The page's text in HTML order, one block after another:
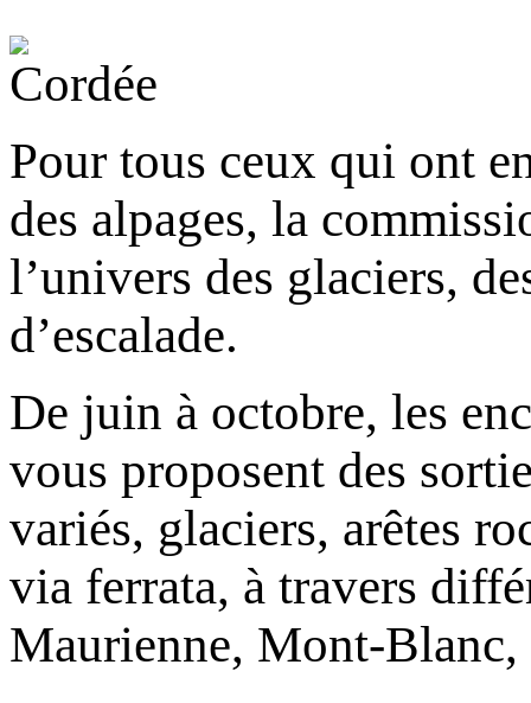
Pour tous ceux qui ont
des alpages, la
l’univers des glaciers,
d’escalade.
De juin à octobre, les
vous proposent des
variés, glaciers, arêtes
via ferrata, à travers
Maurienne, Mont-Blanc,